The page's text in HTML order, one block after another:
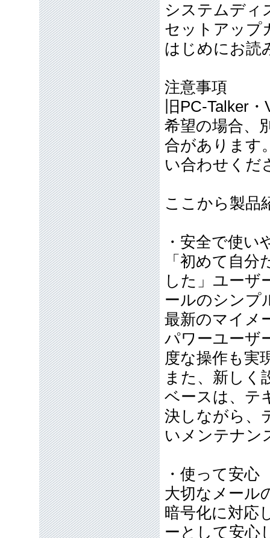
システムデ
セットアップ
はじめにお読
注意事項
旧PC-Talker
希望の場合、
合があります
い合わせくだ
ここから製品
・安全で使い
「初めて自
した」ユーザ
ールのシンプ
最新のマイメ
パワーユーザ
度な操作も実
また、新しく
ベースは、テ
決しながら、
いメンテナン
・使って安心
大切なメール
暗号化に対応
ーとして安心